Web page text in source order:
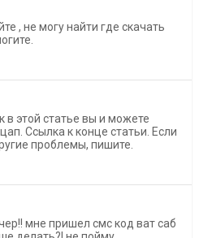
, не могу найти где скачать
в этой статье вы и можете
Ссылка к конце статьи. Если
проблемы, пишите.
мне пришел смс код ват саб